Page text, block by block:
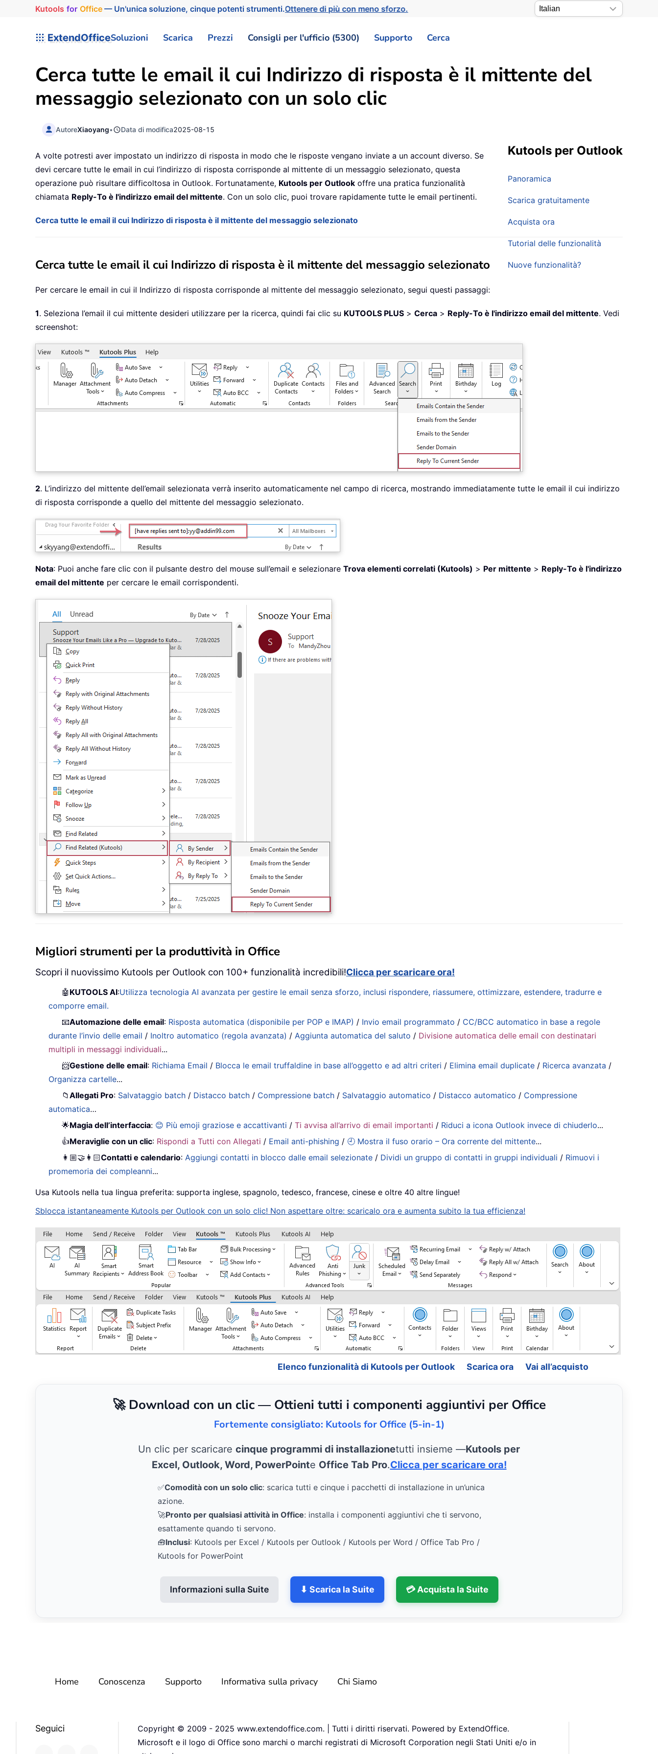
Kutools for Office— Un'unica soluzione, cinque potenti strumenti.Ottenere di più con meno sforzo.
ExtendOfficeSoluzioni Scarica Prezzi Consigli per l'ufficio (5300) Supporto Cerca
Cerca tutte le email il cui Indirizzo di risposta è il mittente del
messaggio selezionato con un solo clic
AutoreXiaoyang• Data di modifica2025-08-15
Kutools per Outlook
Panoramica
Scarica gratuitamente
Acquista ora
Tutorial delle funzionalità
Nuove funzionalità?
A volte potresti aver impostato un indirizzo di risposta in modo che le risposte vengano inviate a un account diverso. Se
devi cercare tutte le email in cui l’indirizzo di risposta corrisponde al mittente di un messaggio selezionato, questa
operazione può risultare difficoltosa in Outlook. Fortunatamente, Kutools per Outlook offre una pratica funzionalità
chiamata Reply-To è l'indirizzo email del mittente. Con un solo clic, puoi trovare rapidamente tutte le email pertinenti.
Cerca tutte le email il cui Indirizzo di risposta è il mittente del messaggio selezionato
Cerca tutte le email il cui Indirizzo di risposta è il mittente del messaggio selezionato
Per cercare le email in cui il Indirizzo di risposta corrisponde al mittente del messaggio selezionato, segui questi passaggi:
1. Seleziona l’email il cui mittente desideri utilizzare per la ricerca, quindi fai clic su KUTOOLS PLUS > Cerca > Reply-To è l'indirizzo email del mittente. Vedi
screenshot:
2. L’indirizzo del mittente dell’email selezionata verrà inserito automaticamente nel campo di ricerca, mostrando immediatamente tutte le email il cui indirizzo
di risposta corrisponde a quello del mittente del messaggio selezionato.
Nota: Puoi anche fare clic con il pulsante destro del mouse sull’email e selezionare Trova elementi correlati (Kutools) > Per mittente > Reply-To è l'indirizzo
email del mittente per cercare le email corrispondenti.
Migliori strumenti per la produttività in Office
Scopri il nuovissimo Kutools per Outlook con 100+ funzionalità incredibili!Clicca per scaricare ora!
🤖 KUTOOLS AI:Utilizza tecnologia AI avanzata per gestire le email senza sforzo, inclusi rispondere, riassumere, ottimizzare, estendere, tradurre e
comporre email.
📧Automazione delle email: Risposta automatica (disponibile per POP e IMAP) / Invio email programmato / CC/BCC automatico in base a regole
durante l’invio delle email / Inoltro automatico (regola avanzata) /Aggiunta automatica del saluto / Divisione automatica delle email con destinatari
multipli in messaggi individuali...
📨Gestione delle email: Richiama Email / Blocca le email truffaldine in base all’oggetto e ad altri criteri / Elimina email duplicate / Ricerca avanzata /
Organizza cartelle...
📁Allegati Pro: Salvataggio batch / Distacco batch / Compressione batch / Salvataggio automatico / Distacco automatico / Compressione
automatica…
🌟Magia dell’interfaccia: 😊 Più emoji graziose e accattivanti /Ti avvisa all’arrivo di email importanti / Riduci a icona Outlook invece di chiuderlo...
👍Meraviglie con un clic: Rispondi a Tutti con Allegati / Email anti-phishing / 🕘 Mostra il fuso orario – Ora corrente del mittente...
👩🏼‍🤝‍👩🏻Contatti e calendario:Aggiungi contatti in blocco dalle email selezionate / Dividi un gruppo di contatti in gruppi individuali / Rimuovi i
promemoria dei compleanni...
Usa Kutools nella tua lingua preferita: supporta inglese, spagnolo, tedesco, francese, cinese e oltre 40 altre lingue!
Sblocca istantaneamente Kutools per Outlook con un solo clic! Non aspettare oltre: scaricalo ora e aumenta subito la tua efficienza!
Elenco funzionalità di Kutools per Outlook Scarica ora Vai all’acquisto
🚀 Download con un clic — Ottieni tutti i componenti aggiuntivi per Office
Fortemente consigliato: Kutools for Office (5-in-1)
Un clic per scaricare cinque programmi di installazionetutti insieme —Kutools per
Excel, Outlook, Word, PowerPointe Office Tab Pro.Clicca per scaricare ora!
✅Comodità con un solo clic: scarica tutti e cinque i pacchetti di installazione in un’unica
azione.
🚀Pronto per qualsiasi attività in Office: installa i componenti aggiuntivi che ti servono,
esattamente quando ti servono.
🧰Inclusi: Kutools per Excel / Kutools per Outlook / Kutools per Word / Office Tab Pro /
Kutools for PowerPoint
Informazioni sulla Suite ⬇ Scarica la Suite 💳 Acquista la Suite
Home Conoscenza Supporto Informativa sulla privacy Chi Siamo
Seguici
Copyright © 2009 - 2025 www.extendoffice.com. | Tutti i diritti riservati. Powered by ExtendOffice.
Microsoft e il logo di Office sono marchi o marchi registrati di Microsoft Corporation negli Stati Uniti e/o in